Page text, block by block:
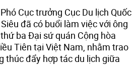
Cục trưởng Cục Du lịch Quốc
đã có buổi làm việc với ông
ba Đại sứ quán Cộng hòa
Tiên tại Việt Nam, nhằm trao
thúc đẩy hợp tác du lịch giữa